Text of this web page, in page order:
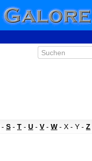
- S - T - U - V- W- X - Y - Z